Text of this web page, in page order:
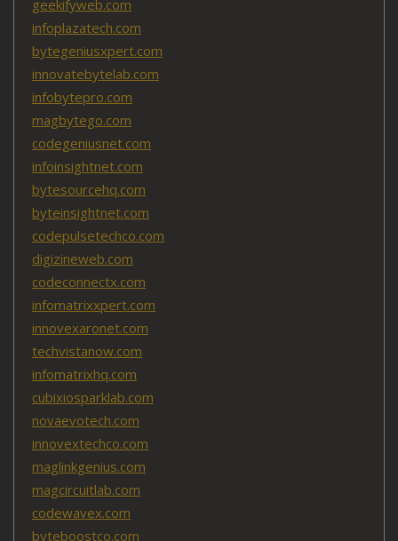
geekifyweb.com
infoplazatech.com
bytegeniusxpert.com
innovatebytelab.com
infobytepro.com
magbytego.com
codegeniusnet.com
infoinsightnet.com
bytesourcehq.com
byteinsightnet.com
codepulsetechco.com
digizineweb.com
codeconnectx.com
infomatrixxpert.com
innovexaronet.com
techvistanow.com
infomatrixhq.com
cubixiosparklab.com
novaevotech.com
innovextechco.com
maglinkgenius.com
magcircuitlab.com
codewavex.com
byteboostco.com